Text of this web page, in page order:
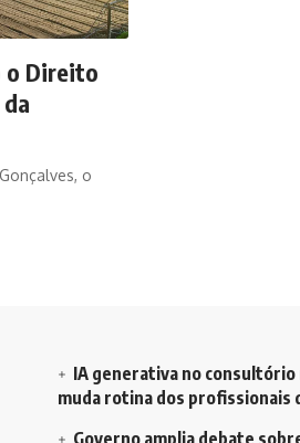
o Direito
o
IA generativa no consultório
muda rotina dos profissionais
Governo amplia debate